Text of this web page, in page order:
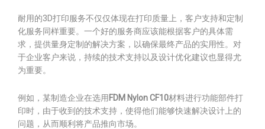
耐用的3D打印服务不仅仅体现在打印质量上，客户支持和定制
化服务同样重要。一个好的服务商应该能根据客户的具体需
求，提供量身定制的解决方案，以确保最终产品的实用性。对
于企业客户来说，持续的技术支持以及设计优化建议也显得尤
为重要。
例如，某制造企业在选用 FDM Nylon CF10材料进行功能部件打
印时，由于收到的技术支持，使得他们能够快速解决设计上的
问题，从而顺利将产品推向市场。